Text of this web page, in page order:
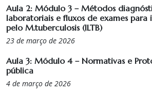
Aula 2: Módulo 3 – Métodos
laboratoriais e fluxos de exames
pelo M.tuberculosis (ILTB)
23 de março de 2026
Aula 3: Módulo 4 – Normativas e
pública
4 de março de 2026